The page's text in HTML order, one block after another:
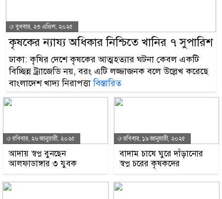
বুধবার, ২৩ এপ্রিল, ২০২৫
কৃষকের ন্যায্য অধিকার নিশ্চিতে খানির ৭ সুপারিশ
ঢাকা: কৃষির দেশে কৃষকের আত্মহত্যার ঘটনা কেবল একটি
বিচ্ছিন্ন ট্র্যাজেডি নয়, বরং এটি লজ্জাজনক বলে উল্লেখ করেছে
বাংলাদেশ খাদ্য নিরাপত্তাবিস্তারিত
রবিবার, ২৬ জানুয়ারী, ২০২৫
আদায় স্বপ্ন বুনছেন
আলফাডাঙ্গার ৩ যুবক
রবিবার, ১৯ জানুয়ারী, ২০২৫
বাদাম চাষে ঘুরে দাঁড়ানোর
স্বপ্ন চরের কৃষকদের